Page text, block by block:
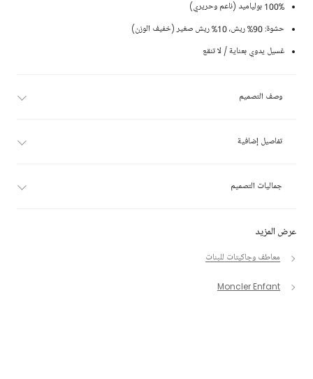
عرض المزيد
معاطف وجاكيتات للبنات
Moncler Enfant
100% بولياميد (ناعم وحريري)
حشوة: 90% ريش، 10% ريش صغير (خفيف الوزن)
غسيل يدوي بعناية / لا تنقع
وصف التصميم
تفاصيل إضافية
جماليات التصميم